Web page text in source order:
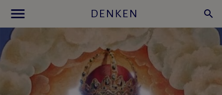
menu DENKEN search